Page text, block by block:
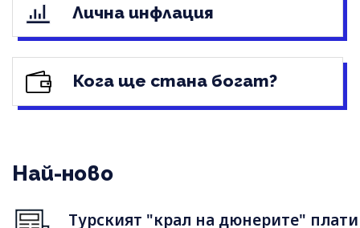
Лична инфлация
Кога ще стана богат?
Най-ново
Турският "крал на дюнерите" плати